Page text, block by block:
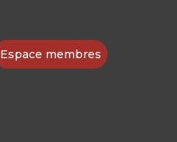
Espace membres